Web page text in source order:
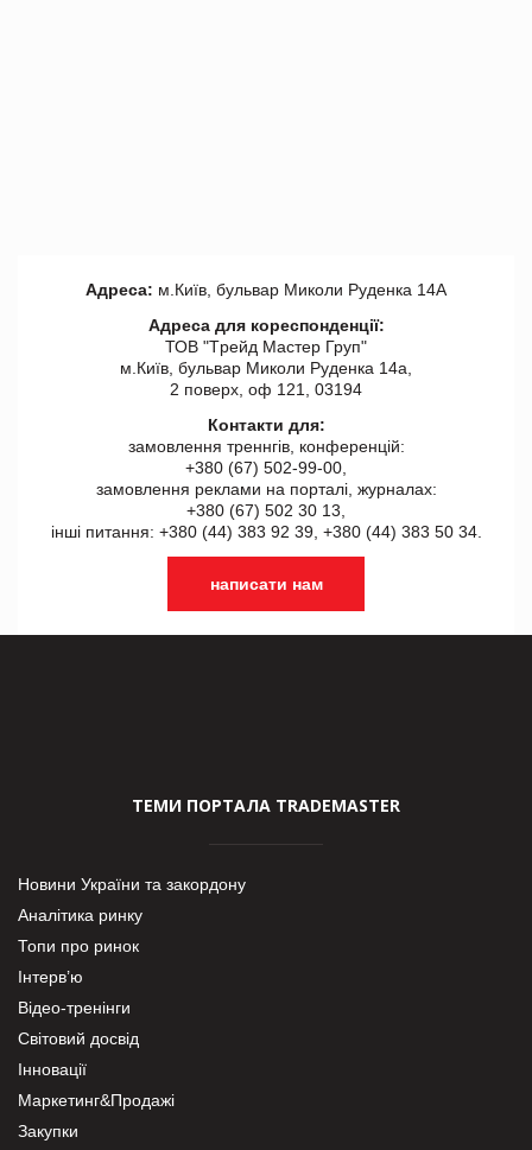
Адреса: м.Київ, бульвар Миколи Руденка 14А
Адреса для кореспонденції:
ТОВ "Tрейд Мастер Груп"
м.Київ, бульвар Миколи Руденка 14а,
2 поверх, оф 121, 03194
Контакти для:
замовлення треннгів, конференцій:
+380 (67) 502-99-00,
замовлення реклами на порталі, журналах:
+380 (67) 502 30 13,
інші питання: +380 (44) 383 92 39, +380 (44) 383 50 34.
написати нам
ТЕМИ ПОРТАЛА TRADEMASTER
Новини України та закордону
Аналітика ринку
Топи про ринок
Інтерв’ю
Відео-тренінги
Світовий досвід
Інновації
Маркетинг&Продажі
Закупки